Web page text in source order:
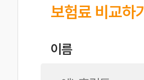
보험료 비교하기
이름